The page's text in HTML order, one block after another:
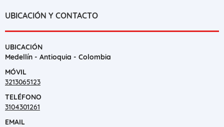
UBICACIÓN Y CONTACTO
UBICACIÓN
Medellín - Antioquia - Colombia
MÓVIL
3213065123
TELÉFONO
3104301261
EMAIL